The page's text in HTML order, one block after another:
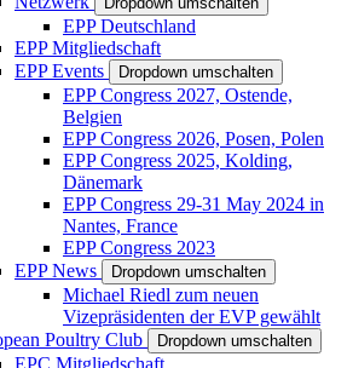
EPP Deutschland
EPP Mitgliedschaft
EPP Events
Dropdown umschalten
EPP Congress 2027, Ostende,
Belgien
EPP Congress 2026, Posen, Polen
EPP Congress 2025, Kolding,
Dänemark
EPP Congress 29-31 May 2024 in
Nantes, France
EPP Congress 2023
EPP News
Dropdown umschalten
Michael Riedl zum neuen
Vizepräsidenten der EVP gewählt
Poultry Club
Dropdown umschalten